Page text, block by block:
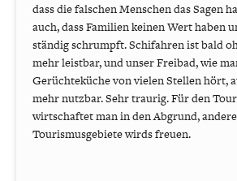
dass die falschen Menschen das Sagen
auch, dass Familien keinen Wert haben
ständig schrumpft. Schifahren ist bald
mehr leistbar, und unser Freibad, wie
Gerüchteküche von vielen Stellen hört,
mehr nutzbar. Sehr traurig. Für den
wirtschaftet man in den Abgrund, andere
Tourismusgebiete wirds freuen.